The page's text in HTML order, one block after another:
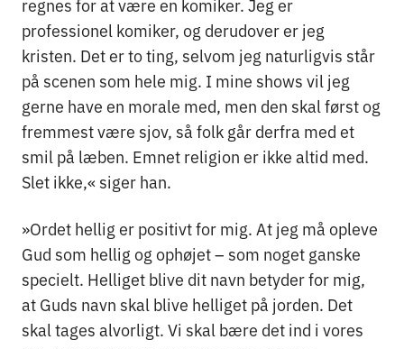
professionel komiker, og derudover er jeg
kristen. Det er to ting, selvom jeg naturligvis står
på scenen som hele mig. I mine shows vil jeg
gerne have en morale med, men den skal først og
fremmest være sjov, så folk går derfra med et
smil på læben. Emnet religion er ikke altid med.
Slet ikke,« siger han.
»Ordet hellig er positivt for mig. At jeg må opleve
Gud som hellig og ophøjet – som noget ganske
specielt. Helliget blive dit navn betyder for mig,
at Guds navn skal blive helliget på jorden. Det
skal tages alvorligt. Vi skal bære det ind i vores